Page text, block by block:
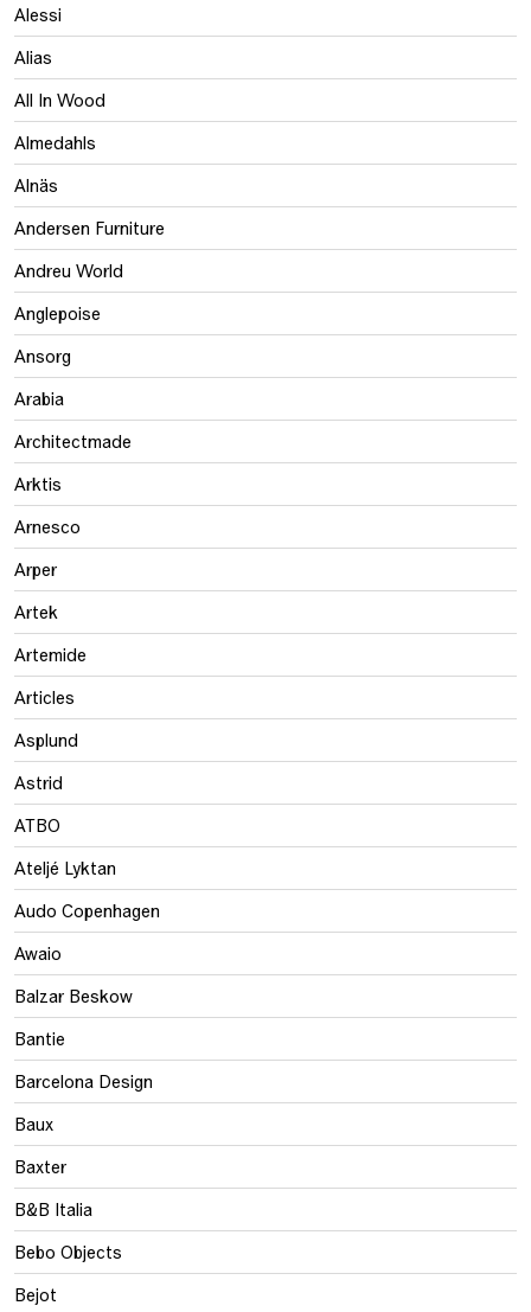
Alessi
Alias
All In Wood
Almedahls
Alnäs
Andersen Furniture
Andreu World
Anglepoise
Ansorg
Arabia
Architectmade
Arktis
Arnesco
Arper
Artek
Artemide
Articles
Asplund
Astrid
ATBO
Ateljé Lyktan
Audo Copenhagen
Awaio
Balzar Beskow
Bantie
Barcelona Design
Baux
Baxter
B&B Italia
Bebo Objects
Bejot